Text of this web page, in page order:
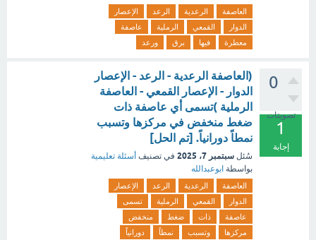
العاصفة الرعدية الرعد
الإعصار
الدوار
القمعي الرملية
عاصفة
معطرة
فيها برق ورعد
0
تصويتات
1
إجابة
(العاصفة الرعدية - الرعد - الإعصار
الدوار - الإعصار القمعي - العاصفة
الرملية )تسمى أي عاصفة ذات
ضغط منخفض في مركزها وتسبب
نمطاً دورانياً. [تم الحل]
سُئل سبتمبر 7، 2025 في تصنيف أسئلة تعليمية
بواسطة ابوعبدالله
العاصفة الرعدية الرعد
الإعصار
الدوار
القمعي الرملية
تسمى
عاصفة
ذات ضغط
منخفض
مركزها
وتسبب نمطاً دورانياً